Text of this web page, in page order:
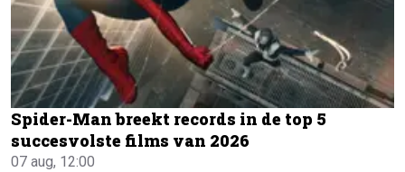
Spider-Man breekt records in de top 5
succesvolste films van 2026
07 aug, 12:00